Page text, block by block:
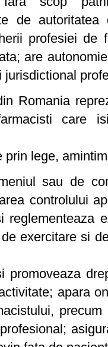
de
profesiei de
are
jurisdictional
Romania
care
prin lege,
sau de
controlului
reglementeaza
exercitare si
promoveaza
apara